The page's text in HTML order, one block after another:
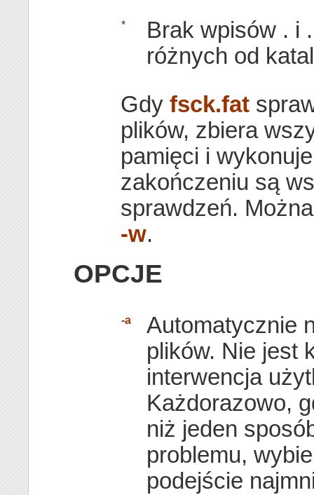
*
Brak wpisów . i
różnych od
Gdyfsck.fat
plików, zbiera
pamięci i
zakończeniu są
sprawdzeń.
-w.
OPCJE
-a
Automatycznie
plików. Nie jest
interwencja
Każdorazowo,
niż jeden
problemu,
podejście